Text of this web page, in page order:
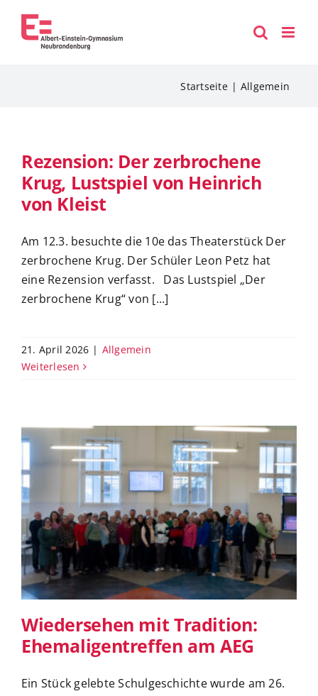
Inhalt
springen
Startseite Allgemein
Rezension: Der zerbrochene
Krug, Lustspiel von Heinrich
von Kleist
Am 12.3. besuchte die 10e das Theaterstück Der
zerbrochene Krug. Der Schüler Leon Petz hat
eine Rezension verfasst. Das Lustspiel „Der
zerbrochene Krug“ von [...]
21. April 2026 | Allgemein
Weiterlesen
Wiedersehen mit Tradition:
Ehemaligentreffen am AEG
Wiedersehen mit Tradition:
Ehemaligentreffen am AEG
Ein Stück gelebte Schulgeschichte wurde am 26.